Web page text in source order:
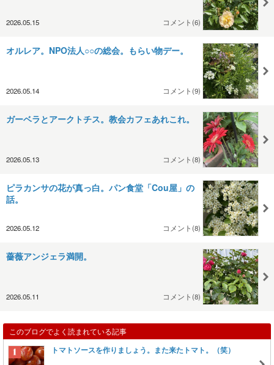
2026.05.15 コメント(6)
オルレア。NPO法人○○の総会。もらい物デー。
2026.05.14 コメント(9)
ガーベラとアークトチス。教会カフェあれこれ。
2026.05.13 コメント(8)
ピラカンサの花が真っ白。パン食堂「Cou屋」の
話。
2026.05.12 コメント(8)
薔薇アンジェラ満開。
2026.05.11 コメント(8)
このブログでよく読まれている記事
トマトソースを作りましょう。また来たトマト。（笑）